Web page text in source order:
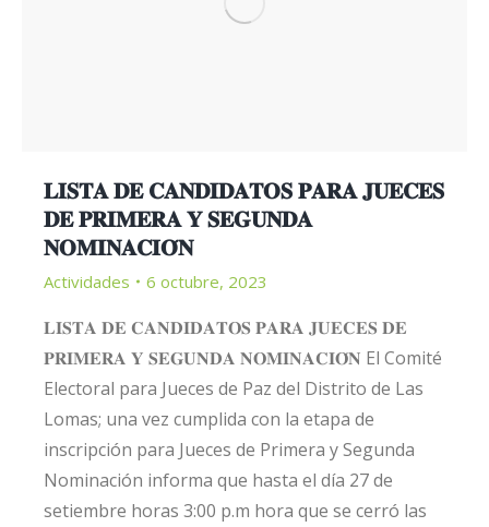
𝐋𝐈𝐒𝐓𝐀 𝐃𝐄 𝐂𝐀𝐍𝐃𝐈𝐃𝐀𝐓𝐎𝐒 𝐏𝐀𝐑𝐀 𝐉𝐔𝐄𝐂𝐄𝐒
𝐃𝐄 𝐏𝐑𝐈𝐌𝐄𝐑𝐀 𝐘 𝐒𝐄𝐆𝐔𝐍𝐃𝐀
𝐍𝐎𝐌𝐈𝐍𝐀𝐂𝐈𝐎́𝐍
Actividades 6 octubre, 2023
𝐋𝐈𝐒𝐓𝐀 𝐃𝐄 𝐂𝐀𝐍𝐃𝐈𝐃𝐀𝐓𝐎𝐒 𝐏𝐀𝐑𝐀 𝐉𝐔𝐄𝐂𝐄𝐒 𝐃𝐄
𝐏𝐑𝐈𝐌𝐄𝐑𝐀 𝐘 𝐒𝐄𝐆𝐔𝐍𝐃𝐀 𝐍𝐎𝐌𝐈𝐍𝐀𝐂𝐈𝐎́𝐍 El Comité
Electoral para Jueces de Paz del Distrito de Las
Lomas; una vez cumplida con la etapa de
inscripción para Jueces de Primera y Segunda
Nominación informa que hasta el día 27 de
setiembre horas 3:00 p.m hora que se cerró las